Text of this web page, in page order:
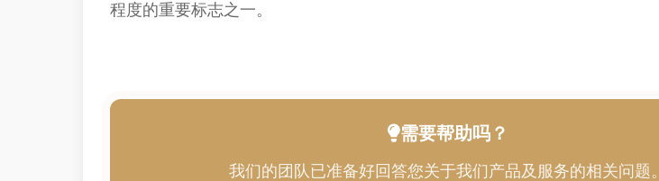
程度的重要标志之一。
需要帮助吗？
我们的团队已准备好回答您关于我们产品及服务的相关问题。